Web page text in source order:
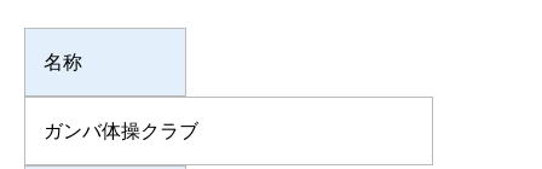
名称
ガンバ体操クラブ